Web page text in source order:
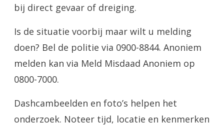
bij direct gevaar of dreiging.
Is de situatie voorbij maar wilt u melding
doen? Bel de politie via 0900-8844. Anoniem
melden kan via Meld Misdaad Anoniem op
0800-7000.
Dashcambeelden en foto’s helpen het
onderzoek. Noteer tijd, locatie en kenmerken